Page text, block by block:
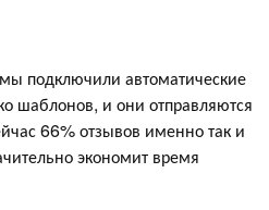
подключили автоматические
шаблонов, и они отправляются
66% отзывов именно так и
экономит время